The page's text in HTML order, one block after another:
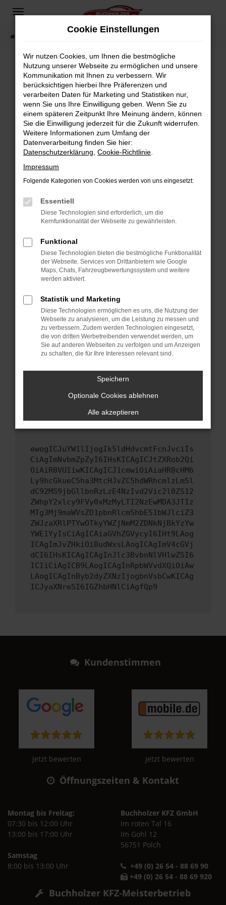
Zum
springen
Fahrzeugsuche
Fehler: Network Error
Beim Laden ist ein Fehler aufgetreten.
Hier sind ein paar Tipps, die dir helfen können:
Überprüfe deine Firewall und deine
Internetverbindung.
Laden andere Webseiten, zum Beispiel deine
Suchmaschine?
Prüfe deine Browsererweiterungen.
können das Laden bestimmter Seiten
verhindern. Funktioniert die Seite in einem
anderen Browser oder in einem privaten
Starte dein Gerät neu.
Das kann manchmal helfen, vorübergehende
Probleme zu beheben.
Betriebssystem auf dem neuesten Stand
sind.
Veraltete Software birgt nicht nur ein
Sicherheitsrisiko, sondern kann auch dazu
führen, dass bestimmte Funktionen nicht mehr
unterstützt werden.
Wende dich an den Webseitenbetreiber.
Wenn du alle oben genannten Schritte versucht
hast, kontaktiere uns bitte. Wir werden
versuchen, das Problem zu beheben. Du kannst
uns diesen Text schicken, um uns bei der
ewogICJuYW1lIjogIk5ldHdvcmtFcnJvciIs
CiAgImNvbmZpZyI6IHsKICAgICJtZXRob2Qi
OiAiR0VUIiwKICAgICJ1cmwiOiAiaHR0cHM6
Ly9hcGkueC5ha3MtcHJvZC5hdWRhcmlzLm5l
dC92MS9jbGllbnRzLzE4NzIvd2Vic2l0ZS12
ZWhpY2xlcy9FVy0xMzMyLTI2NzEwMDA3JTIz
MTg3Mj9maWVsZD1pbnRlcm5hbE51bWJlciZ3
ZWJzaXRlPTYwOTkyYWZjNmM2ZDNkNjBkYzYw
YWE1YyIsCiAgICAiaGVhZGVycyI6IHt9LAog
ICAgImJvZHkiOiBudWxsLAogICAgImV4cGVj
dCI6IHsKICAgICAgInJlc3BvbnNlVHlwZSI6
ICIiCiAgICB9LAogICAgInRpbWVvdXQiOiAw
LAogICAgInByb2dyZXNzIjogbnVsbCwKICAg
ICJyaXNreSI6IGZhbHNlCiAgfQp9
Kundenstimmen
Jetzt bewerten Jetzt bewerten
Öffnungszeiten & Kontakt
Montag bis Freitag:
07:30 bis 12:00 Uhr
13:00 bis 17:00 Uhr
Samstag
8:00 bis 13:00 Uhr
Buchholzer KFZ GmbH
Im roten Tal 16
Im Gohl 12
56751 Polch
+49 (0) 26 54 - 88 69 90
+49 (0) 26 54 - 88 69 920
Buchholzer KFZ-Meisterbetrieb
Cookie Einstellungen
Wir nutzen Cookies, um Ihnen die bestmögliche
Nutzung unserer Webseite zu ermöglichen und unsere
Kommunikation mit Ihnen zu verbessern. Wir
berücksichtigen hierbei Ihre Präferenzen und
verarbeiten Daten für Marketing und Statistiken nur,
wenn Sie uns Ihre Einwilligung geben. Wenn Sie zu
einem späteren Zeitpunkt Ihre Meinung ändern, können
Sie die Einwilligung jederzeit für die Zukunft widerrufen.
Weitere Informationen zum Umfang der
Datenverarbeitung finden Sie hier:
Datenschutzerklärung Cookie-Richtlinie
Impressum
Folgende Kategorien von Cookies werden von uns eingesetzt:
Essentiell
Diese Technologien sind erforderlich, um die
Kernfunktionalität der Webseite zu gewährleisten.
Funktional
Diese Technologien bieten die bestmögliche Funktionalität
der Webseite. Services von Drittanbietern wie Google
Maps, Chats, Fahrzeugbewertungssystem und weitere
werden aktiviert.
Statistik und Marketing
Diese Technologien ermöglichen es uns, die Nutzung der
Webseite zu analysieren, um die Leistung zu messen und
zu verbessern. Zudem werden Technologien eingesetzt,
die von dritten Werbetreibenden verwendet werden, um
Sie auf anderen Webseiten zu verfolgen und um Anzeigen
zu schalten, die für Ihre Interessen relevant sind.
Speichern
Optionale Cookies ablehnen
Alle akzeptieren